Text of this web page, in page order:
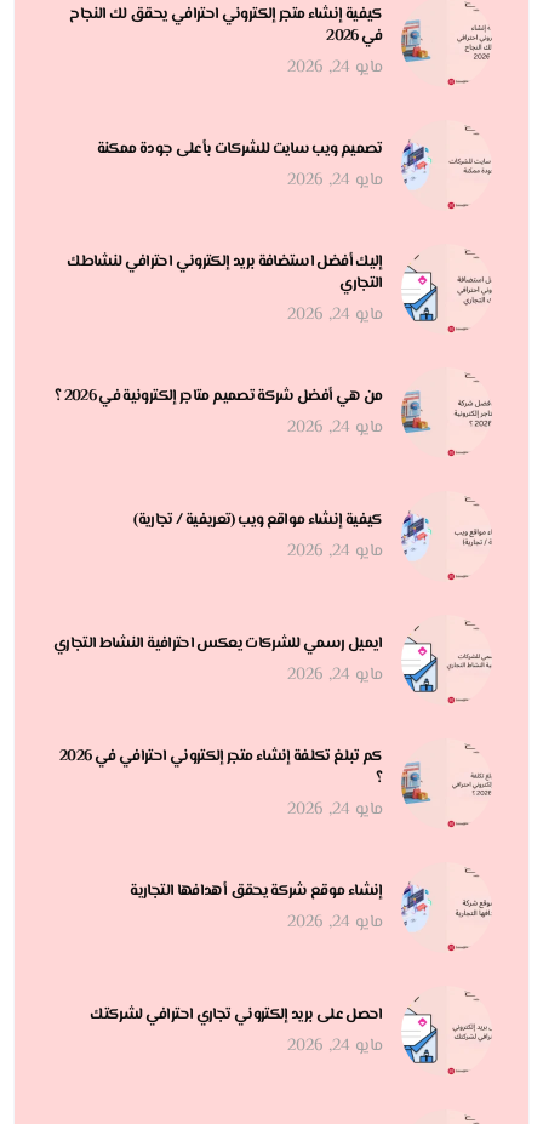
كيفية إنشاء متجر إلكتروني احترافي يحقق لك النجاح
في 2026
مايو 24, 2026
تصميم ويب سايت للشركات بأعلى جودة ممكنة
مايو 24, 2026
إليك أفضل استضافة بريد إلكتروني احترافي لنشاطك
التجاري
مايو 24, 2026
من هي أفضل شركة تصميم متاجر إلكترونية في 2026 ؟
مايو 24, 2026
كيفية إنشاء مواقع ويب (تعريفية / تجارية)
مايو 24, 2026
ايميل رسمي للشركات يعكس احترافية النشاط التجاري
مايو 24, 2026
كم تبلغ تكلفة إنشاء متجر إلكتروني احترافي في 2026
؟
مايو 24, 2026
إنشاء موقع شركة يحقق أهدافها التجارية
مايو 24, 2026
احصل على بريد إلكتروني تجاري احترافي لشركتك
مايو 24, 2026